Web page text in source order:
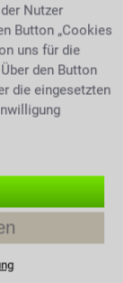
und
mit
wie ihn
strafbar.
gibt es keine
ein BtM-
Substanzen
Anwalt für
Nutzer
Button „Cookies
uns für die
den Button
die eingesetzten